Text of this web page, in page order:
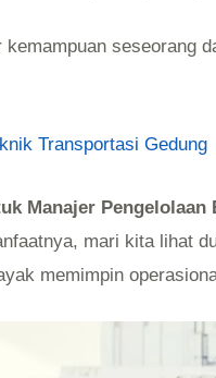
seseorang
Transportasi Gedung
Manajer Pengelolaan
mari kita lihat
memimpin